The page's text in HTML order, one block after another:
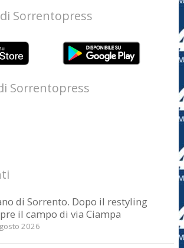
di Sorrentopress
Sorrentopress
di Sorrento. Dopo il restyling
il campo di via Ciampa
2026